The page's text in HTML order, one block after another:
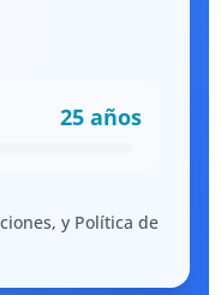
25 años
y Política de